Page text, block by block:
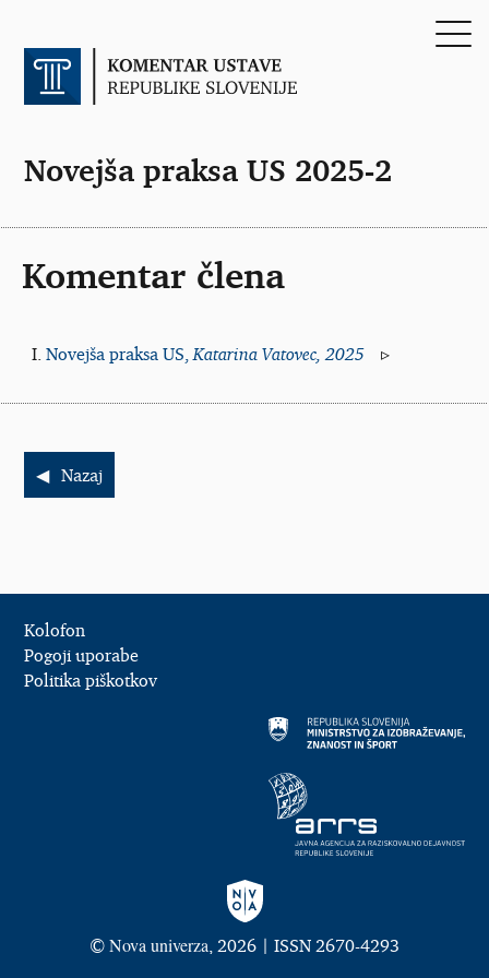
Novejša praksa US 2025-2
Komentar člena
Novejša praksa US, Katarina Vatovec, 2025
Nazaj
Kolofon
Pogoji uporabe
Politika piškotkov
© Nova univerza, 2026 | ISSN 2670-4293